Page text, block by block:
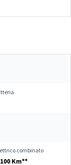
combinato
Km**